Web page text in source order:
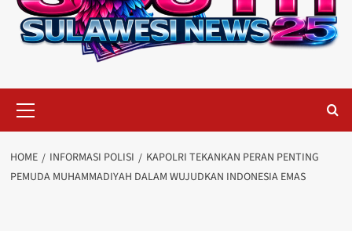
Menu
HOME INFORMASI POLISI
KAPOLRI TEKANKAN PERAN PENTING
PEMUDA MUHAMMADIYAH DALAM WUJUDKAN INDONESIA EMAS